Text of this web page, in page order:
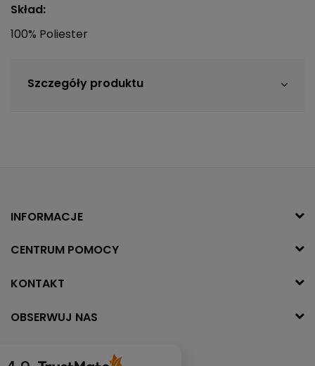
Skład:
100% Poliester
Szczegóły produktu
INFORMACJE
CENTRUM POMOCY
KONTAKT
OBSERWUJ NAS